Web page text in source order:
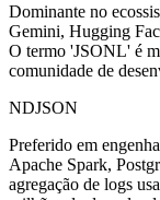
Dominante no
Gemini, Hugging
O termo 'JSONL' é
comunidade de
NDJSON
Preferido em
Apache Spark,
agregação de logs